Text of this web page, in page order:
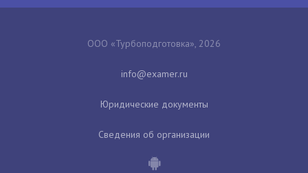
ООО «Турбоподготовка», 2026
Юридические документы
Сведения об организации